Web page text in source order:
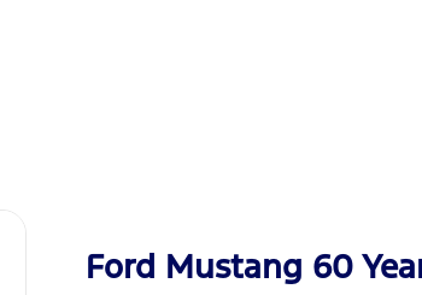
Ford Mustang 60